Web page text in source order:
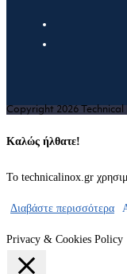
tab
new
Copyright 2026
Καλώς ήλθατε!
Το technicalinox.gr
Διαβάστε περισσότερα
Privacy & Cookies Policy